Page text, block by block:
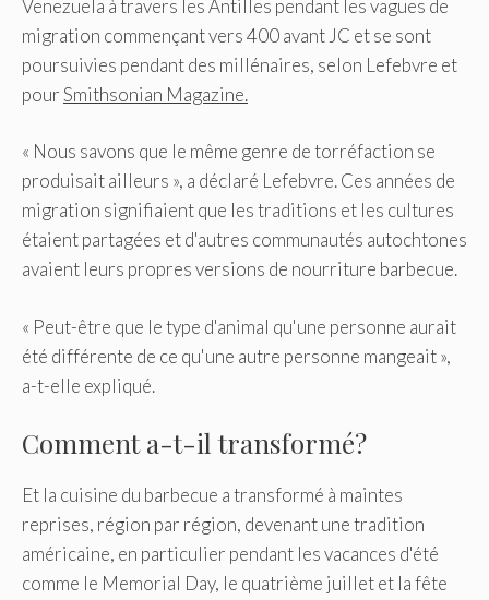
Venezuela à travers les Antilles pendant les vagues de
migration commençant vers 400 avant JC et se sont
poursuivies pendant des millénaires, selon Lefebvre et
pourSmithsonian Magazine.
« Nous savons que le même genre de torréfaction se
produisait ailleurs », a déclaré Lefebvre. Ces années de
migration signifiaient que les traditions et les cultures
étaient partagées et d'autres communautés autochtones
avaient leurs propres versions de nourriture barbecue.
« Peut-être que le type d'animal qu'une personne aurait
été différente de ce qu'une autre personne mangeait »,
a-t-elle expliqué.
Comment a-t-il transformé?
Et la cuisine du barbecue a transformé à maintes
reprises, région par région, devenant une tradition
américaine, en particulier pendant les vacances d'été
comme le Memorial Day, le quatrième juillet et la fête